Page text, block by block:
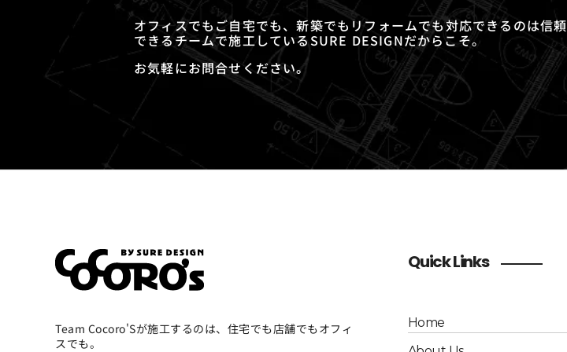
オフィスでもご自宅でも、新築でもリフォームでも対応できるのは信頼
できるチームで施工しているSURE DESIGNだからこそ。
お気軽にお問合せください。
Team Cocoro'Sが施工するのは、住宅でも店舗でもオフィ
スでも。
Quick Links
Home